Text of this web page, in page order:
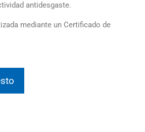
antidesgaste.
mediante un Certificado de